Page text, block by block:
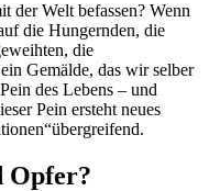
der Welt befassen? Wenn
die Hungernden, die
die
Gemälde, das wir selber
des Lebens – und
Pein ersteht neues
Opfer?